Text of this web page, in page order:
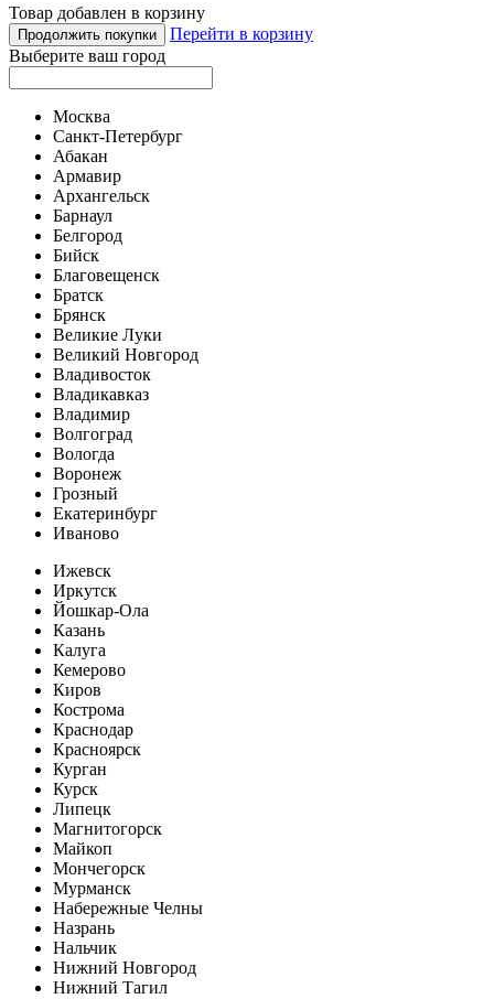
Товар добавлен в корзину
Продолжить покупки
Перейти в корзину
Выберите ваш город
Москва
Санкт-Петербург
Абакан
Армавир
Архангельск
Барнаул
Белгород
Бийск
Благовещенск
Братск
Брянск
Великие Луки
Великий Новгород
Владивосток
Владикавказ
Владимир
Волгоград
Вологда
Воронеж
Грозный
Екатеринбург
Иваново
Ижевск
Иркутск
Йошкар-Ола
Казань
Калуга
Кемерово
Киров
Кострома
Краснодар
Красноярск
Курган
Курск
Липецк
Магнитогорск
Майкоп
Мончегорск
Мурманск
Набережные Челны
Назрань
Нальчик
Нижний Новгород
Нижний Тагил